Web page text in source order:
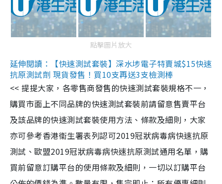
點擊圖片放大
延伸閱讀：【快速測試套裝】深水埗電子特賣城$15快速
抗原測試劑 現貨發售！買10支再送3支檢測棒
<< 提提大家，各零售商發售的快速測試套裝規格不一，
購買市面上不同品牌的快速測試套裝前請留意售賣平台
及該品牌的快速測試套裝使用方法、條款及細則，大家
亦可參考香港衞生署表列認可2019冠狀病毒病快速抗原
測試、歐盟2019冠狀病毒病快速抗原測試通用名單，購
買前留意訂購平台的使用條款及細則，一切以訂購平台